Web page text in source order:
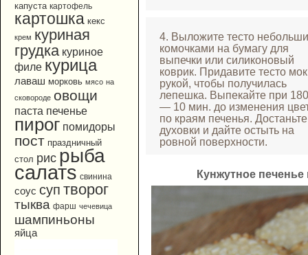
капуста картофель
картошка кекс
крем куриная
грудка куриное
филе курица
лаваш морковь мясо на
сковороде овощи
паста печенье
пирог помидоры
пост праздничный
стол рис рыба
салатs свинина
соус суп творог
тыква фарш чечевица
шампиньоны
яйца
4. Выложите тесто
комочками на бумагу для
выпечки или силиконовый
коврик. Придавите тесто
рукой, чтобы получилась
лепешка. Выпекайте при
— 10 мин. до изменения
по краям печенья.
духовки и дайте остыть на
ровной поверхности.
Кунжутное печенье